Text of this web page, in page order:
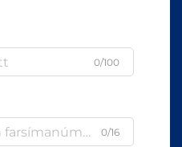
0/100
0/16